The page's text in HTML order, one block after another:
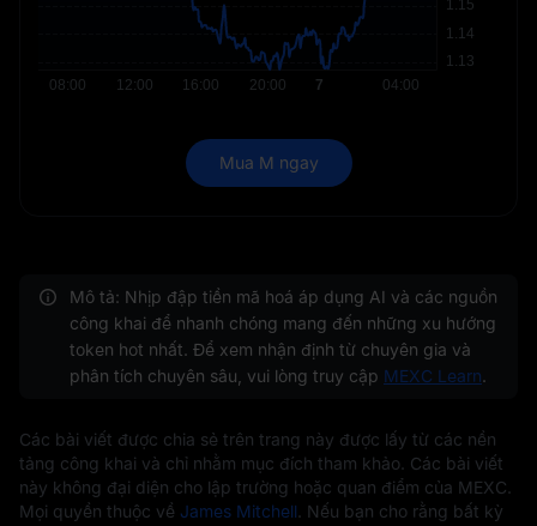
Mua M ngay
Mô tả: Nhịp đập tiền mã hoá áp dụng AI và các nguồn
công khai để nhanh chóng mang đến những xu hướng
token hot nhất. Để xem nhận định từ chuyên gia và
phân tích chuyên sâu, vui lòng truy cập MEXC Learn.
Các bài viết được chia sẻ trên trang này được lấy từ các nền
tảng công khai và chỉ nhằm mục đích tham khảo. Các bài viết
này không đại diện cho lập trường hoặc quan điểm của MEXC.
Mọi quyền thuộc về James Mitchell . Nếu bạn cho rằng bất kỳ